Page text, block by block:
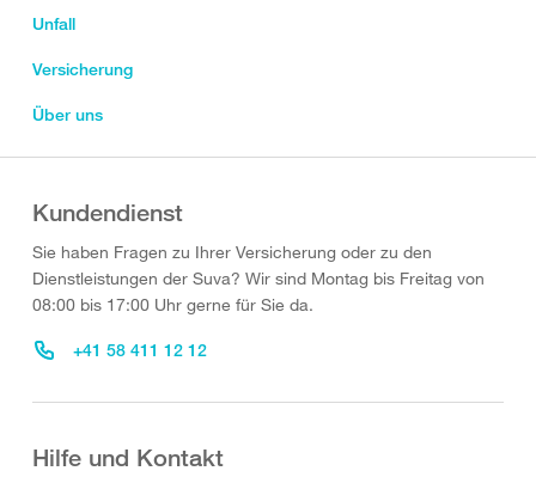
Unfall
Versicherung
Über uns
Kundendienst
Sie haben Fragen zu Ihrer Versicherung oder zu den
Dienstleistungen der Suva? Wir sind Montag bis Freitag von
08:00 bis 17:00 Uhr gerne für Sie da.
+41 58 411 12 12
Hilfe und Kontakt